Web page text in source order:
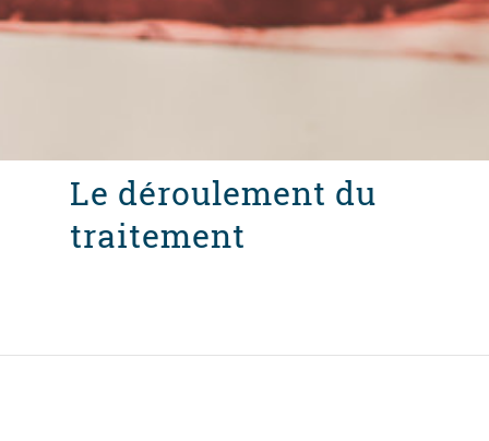
Le déroulement du
traitement